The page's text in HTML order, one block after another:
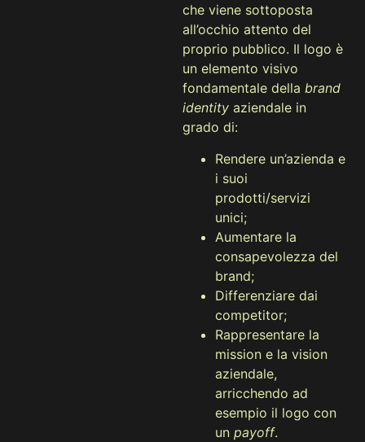
che viene sottoposta
all’occhio attento del
proprio pubblico. Il logo è
un elemento visivo
fondamentale della brand
identity aziendale in
grado di:
Rendere un’azienda e
i suoi
prodotti/servizi
unici;
Aumentare la
consapevolezza del
brand;
Differenziare dai
competitor;
Rappresentare la
mission e la vision
aziendale,
arricchendo ad
esempio il logo con
un payoff.